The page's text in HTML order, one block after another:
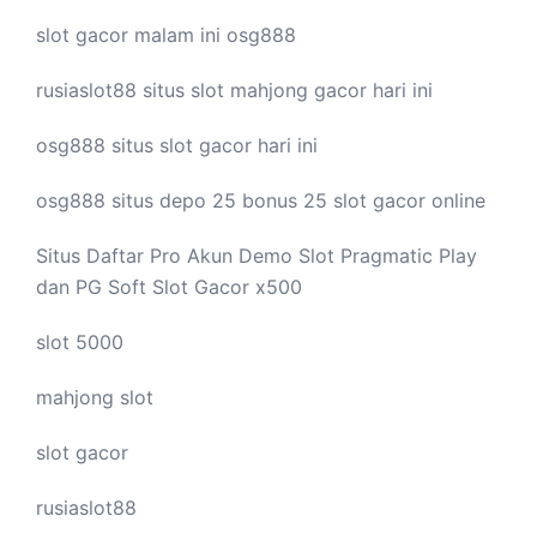
slot gacor malam ini osg888
rusiaslot88 situs slot mahjong gacor hari ini
osg888 situs slot gacor hari ini
osg888 situs depo 25 bonus 25 slot gacor online
Situs Daftar Pro Akun Demo Slot Pragmatic Play
dan PG Soft Slot Gacor x500
slot 5000
mahjong slot
slot gacor
rusiaslot88